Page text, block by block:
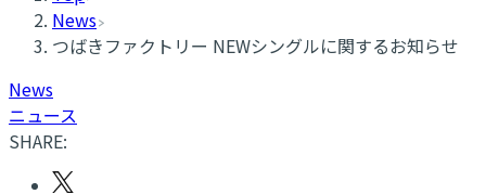
News
つばきファクトリー NEWシングルに関するお知らせ
News
ニュース
SHARE: